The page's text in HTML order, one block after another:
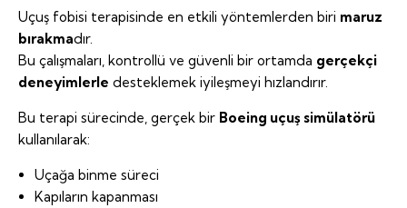
Uçuş fobisi terapisinde en etkili yöntemlerden biri maruz
bırakmadır.
Bu çalışmaları, kontrollü ve güvenli bir ortamda gerçekçi
deneyimlerle desteklemek iyileşmeyi hızlandırır.
Bu terapi sürecinde, gerçek bir Boeing uçuş simülatörü
kullanılarak:
Uçağa binme süreci
Kapıların kapanması